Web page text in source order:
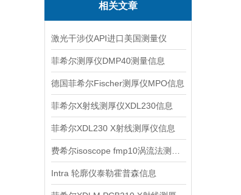
相关文章
激光干涉仪API进口美国测量仪
菲希尔测厚仪DMP40测量信息
德国菲希尔Fischer测厚仪MPO信息
菲希尔X射线测厚仪XDL230信息
菲希尔XDL230 X射线测厚仪信息
Intra 轮廓仪泰勒霍普森信息